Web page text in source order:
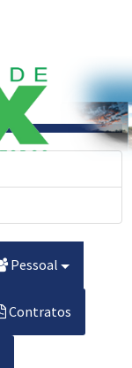
Pessoal
Contratos